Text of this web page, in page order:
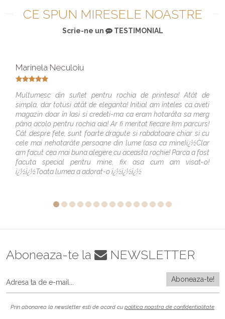
CE SPUN MIRESELE NOASTRE
Scrie-ne un TESTIMONIAL
Marinela Neculoiu
Multumesc din suflet pentru rochia de printesa! Atât de
simpla, dar totusi atât de eleganta! Initial am înteles ca aveti
magazin doar în Iasi si credeti-ma ca eram hotarâta sa merg
pâna acolo pentru rochia aia! Ar fi meritat fiecare km parcurs!
Cât despre fete, sunt foarte dragute si rabdatoare chiar si cu
cele mai nehotarâte persoane din lume (asa ca mine)ï¿½Clar
am facut cea mai buna alegere cu aceasta rochie! Parca a fost
facuta special pentru mine, fix asa cum am visat-o!
ï¿½ï¿½Toata lumea a adorat-o ï¿½ï¿½ï¿½
Aboneaza-te la NEWSLETTER
Prin abonarea la newsletter esti de acord cu politica noastra de confidentialitate